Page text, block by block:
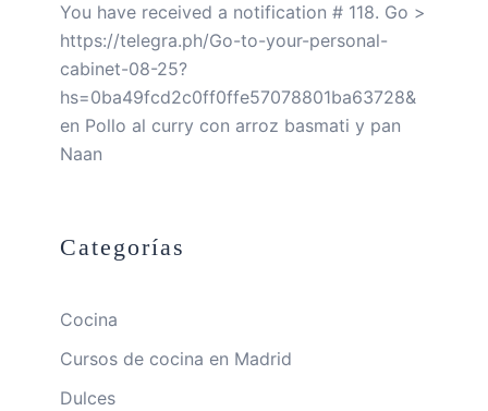
You have received a notification # 118. Go >
https://telegra.ph/Go-to-your-personal-
cabinet-08-25?
hs=0ba49fcd2c0ff0ffe57078801ba63728&
en Pollo al curry con arroz basmati y pan
Naan
Categorías
Cocina
Cursos de cocina en Madrid
Dulces